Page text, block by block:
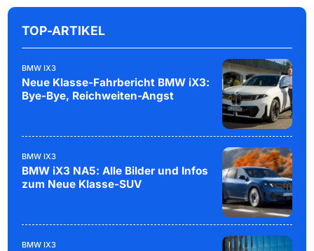
TOP-ARTIKEL
BMW IX3
Neue Klasse-Fahrbericht BMW iX3:
Bye-Bye, Reichweiten-Angst
BMW IX3
BMW iX3 NA5: Alle Bilder und Infos
zum Neue Klasse-SUV
BMW IX3